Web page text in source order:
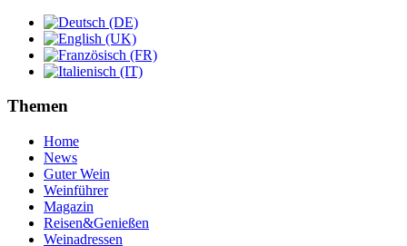
Themen
Home
News
Guter Wein
Weinführer
Magazin
Reisen&Genießen
Weinadressen